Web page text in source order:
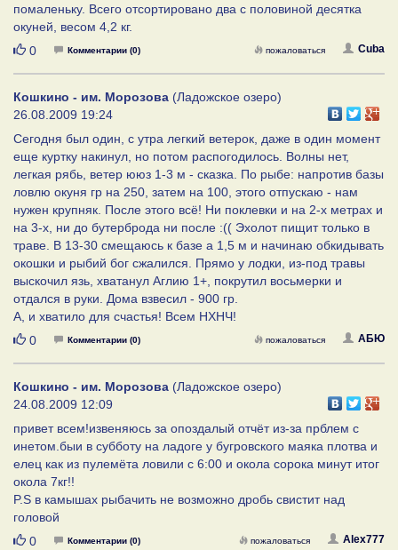
помаленьку. Всего отсортировано два с половиной десятка
окуней, весом 4,2 кг.
Нравится
0 Комментарии (0) Cuba
пожаловаться
Кошкино - им. Морозова (Ладожское озеро)
26.08.2009 19:24
Сегодня был один, с утра легкий ветерок, даже в один момент
еще куртку накинул, но потом распогодилось. Волны нет,
легкая рябь, ветер ююз 1-3 м - сказка. По рыбе: напротив базы
ловлю окуня гр на 250, затем на 100, этого отпускаю - нам
нужен крупняк. После этого всё! Ни поклевки и на 2-х метрах и
на 3-х, ни до бутерброда ни после :(( Эхолот пищит только в
траве. В 13-30 смещаюсь к базе а 1,5 м и начинаю обкидывать
окошки и рыбий бог сжалился. Прямо у лодки, из-под травы
выскочил язь, хватанул Аглию 1+, покрутил восьмерки и
отдался в руки. Дома взвесил - 900 гр.
А, и хватило для счастья! Всем НХНЧ!
Нравится
0 Комментарии (0) АБЮ
пожаловаться
Кошкино - им. Морозова (Ладожское озеро)
24.08.2009 12:09
привет всем!извеняюсь за опоздалый отчёт из-за прблем с
инетом.быи в субботу на ладоге у бугровского маяка плотва и
елец как из пулемёта ловили с 6:00 и окола сорока минут итог
окола 7кг!!
P.S в камышах рыбачить не возможно дробь свистит над
головой
Нравится
0 Комментарии (0) Alex777
пожаловаться